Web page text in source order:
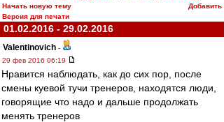
Начать новую тему
Добавить
Версия для печати
01.02.2016 - 29.02.2016
Valentinovich -
29 фев 2016 06:19
Нравится наблюдать, как до сих пор, после
смены куевой тучи тренеров, находятся люди,
говорящие что надо и дальше продолжать
менять тренеров